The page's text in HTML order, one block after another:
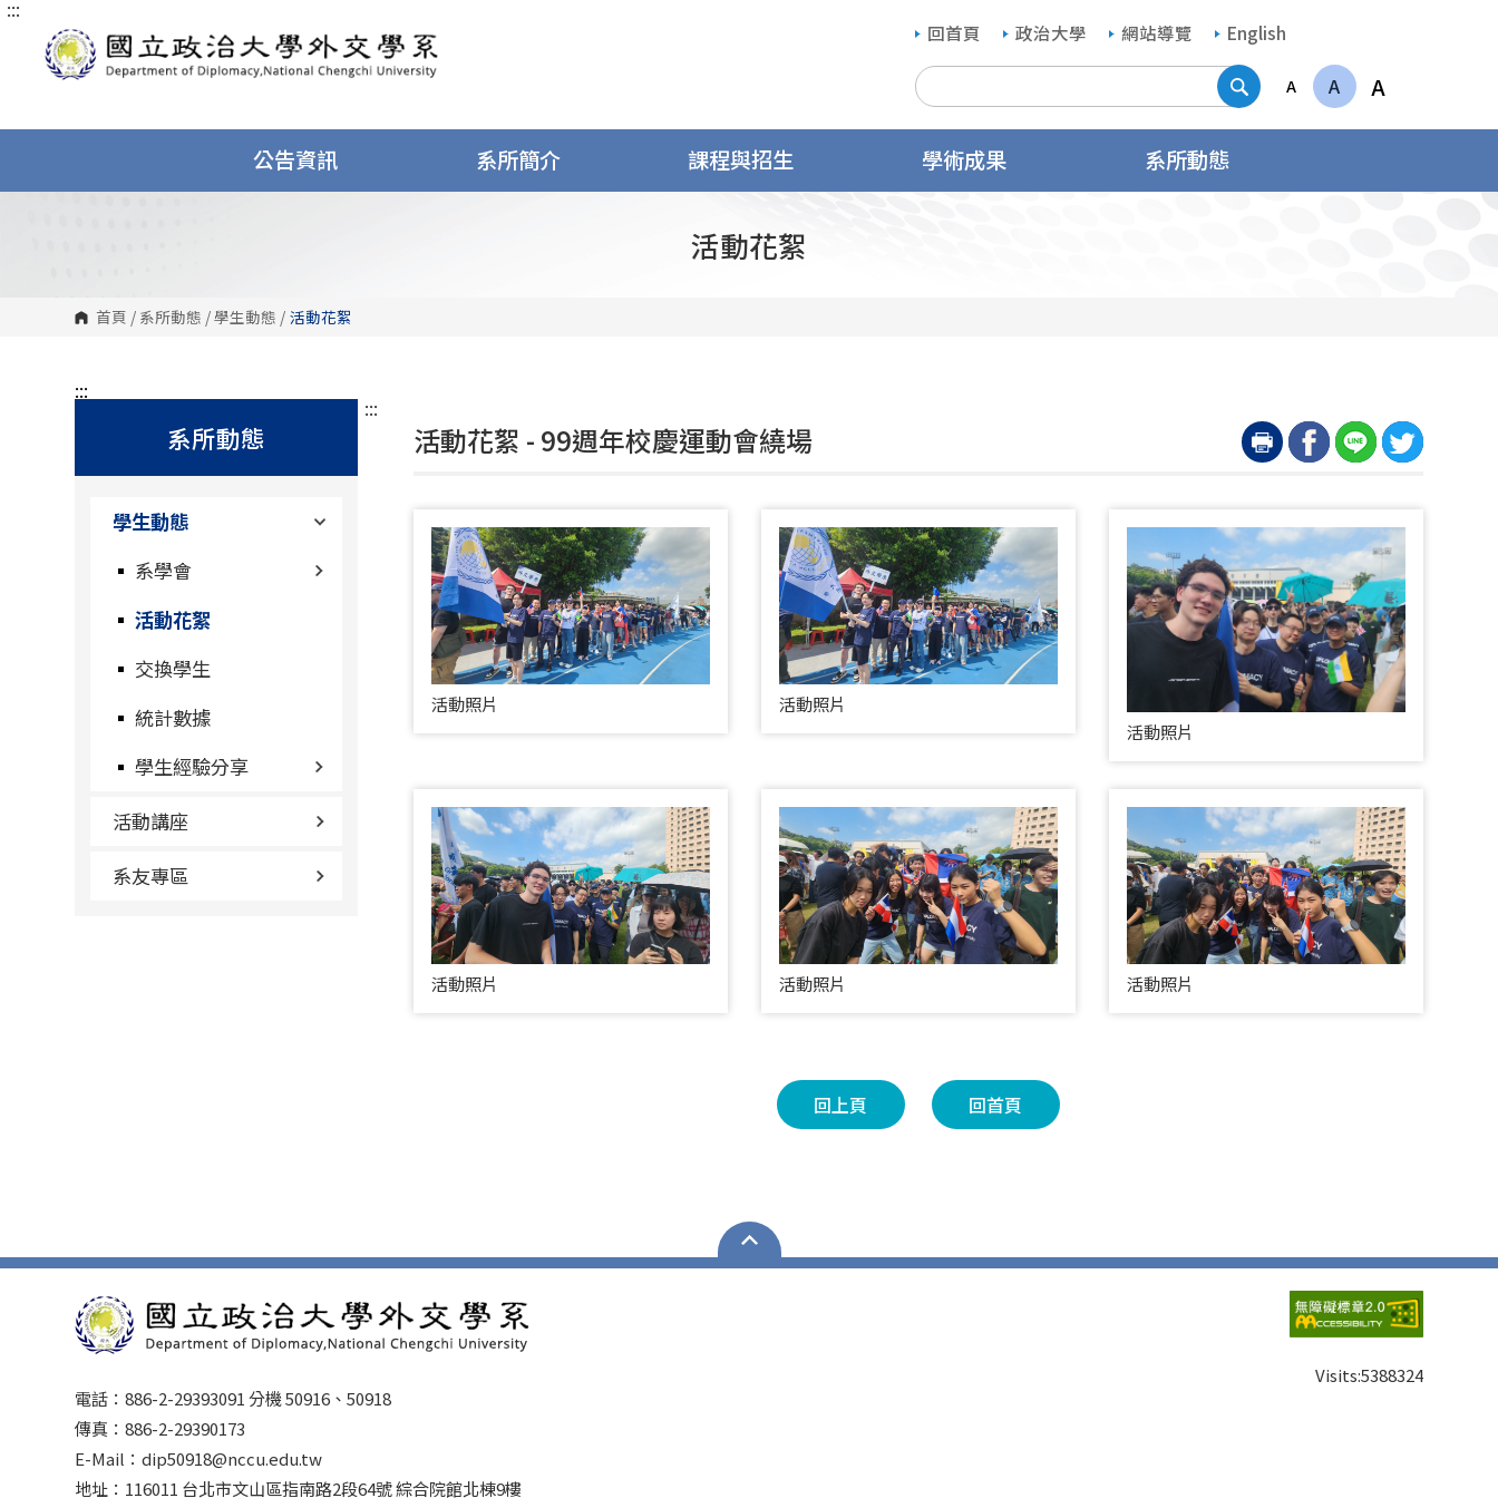
跳
塊
:::
回首頁 政治大學 網站導覽 English
搜尋A A A
公告資訊 系所簡介 課程與招生 學術成果 系所動態
活動花絮
首頁 / 系所動態 /學生動態 / 活動花絮
:::
系所動態
學生動態
系學會
活動花絮
交換學生
統計數據
學生經驗分享
活動講座
系友專區
:::
活動花絮 - 99週年校慶運動會繞場
活動照片
活動照片
活動照片
活動照片 活動照片 活動照片
回上頁 回首頁
電話：886-2-29393091 分機 50916、50918
傳真：886-2-29390173
E-Mail：dip50918@nccu.edu.tw
地址：116011 台北市文山區指南路2段64號 綜合院館北棟9樓
Visits:5388324